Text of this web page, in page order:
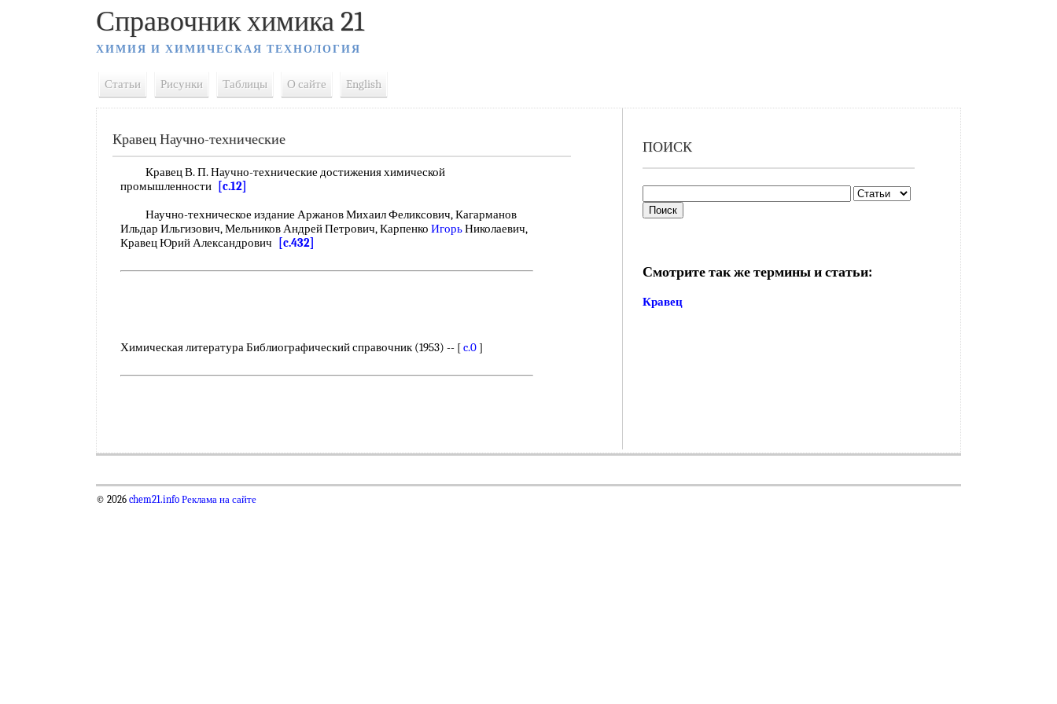
Справочник химика 21
ХИМИЯ И ХИМИЧЕСКАЯ ТЕХНОЛОГИЯ
Статьи Рисунки Таблицы О сайте English
Кравец Научно-технические
Кравец В. П. Научно-технические достижения химической
промышленности
[c.12]
Научно-техническое издание Аржанов Михаил Феликсович, Кагарманов
Ильдар Ильгизович, Мельников Андрей Петрович, Карпенко ИгорьНиколаевич,
Кравец Юрий Александрович
[c.432]
Химическая литература Библиографический справочник (1953) -- [c.0 ]
ПОИСК
Смотрите так же термины и статьи:
Кравец
© 2026 chem21.info Реклама на сайте